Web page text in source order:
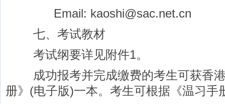
Email: kaoshi@sac.net.cn
七、考试教材
考试纲要详见附件1。
成功报考并完成缴费的考生可获香港
册》(电子版)一本。考生可根据《温习手